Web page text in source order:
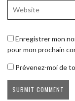
Enregistrer mon
pour mon prochain
Prévenez-moi de